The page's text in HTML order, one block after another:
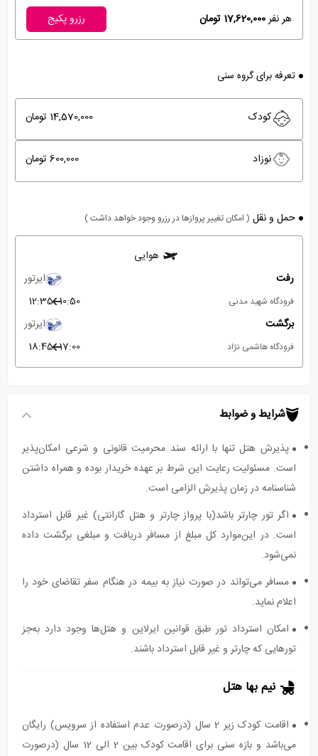
هر نفر17,620,000 تومان رزرو پکیج
تعرفه برای گروه سنی
کودک 14,570,000 تومان
نوزاد 600,000 تومان
حمل و نقل ( امکان تغییر پروازها در رزرو وجود خواهد داشت )
هوایی
رفت
ایرتور
فرودگاه شهید مدنی 10:50
12:35
برگشت
ایرتور
فرودگاه هاشمی نژاد 17:00
18:45
شرایط و ضوابط
پذیرش هتل تنها با ارائه سند محرمیت قانونی و شرعی امکان‌پذیر
است. مسئولیت رعایت این شرط بر عهده خریدار بوده و همراه داشتن
شناسنامه در زمان پذیرش الزامی است.
اگر تور چارتر باشد(با پرواز چارتر و هتل گارانتی) غیر قابل استرداد
است. در این‌موارد کل مبلغ از مسافر دریافت و مبلغی برگشت داده
نمی‌شود.
مسافر می‌تواند در صورت نیاز به بیمه در هنگام سفر تقاضای خود را
اعلام نماید.
امکان استرداد تور طبق قوانین ایرلاین و هتل‌ها وجود دارد به‌جز
تورهایی که چارتر و غیر قابل استرداد باشند.
نیم بها هتل
اقامت کودک زیر 2 سال (درصورت عدم استفاده از سرویس) رایگان
می‌باشد و بازه سنی برای اقامت کودک بین 2 الی 12 سال (درصورت